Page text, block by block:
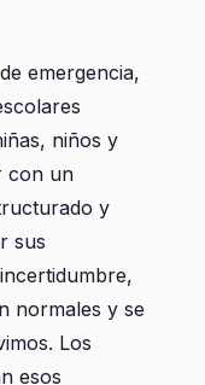
emergencia,
niños y
con un
y
sus
normales y se
Los
esos